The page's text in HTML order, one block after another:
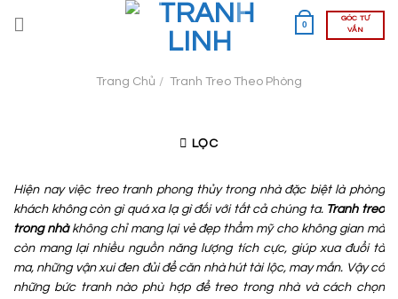
0
GÓC TƯ
VẤN
Trang Chủ / Tranh Treo Theo Phòng
LỌC
Hiện nay việc treo tranh phong thủy trong nhà đặc biệt là phòng
khách không còn gì quá xa lạ gì đối với tất cả chúng ta. Tranh treo
trong nhàkhông chỉ mang lại vẻ đẹp thẩm mỹ cho không gian mà
còn mang lại nhiều nguồn năng lượng tích cực, giúp xua đuổi tà
ma, những vận xui đen đủi để căn nhà hút tài lộc, may mắn. Vậy có
những bức tranh nào phù hợp để treo trong nhà và cách chọn